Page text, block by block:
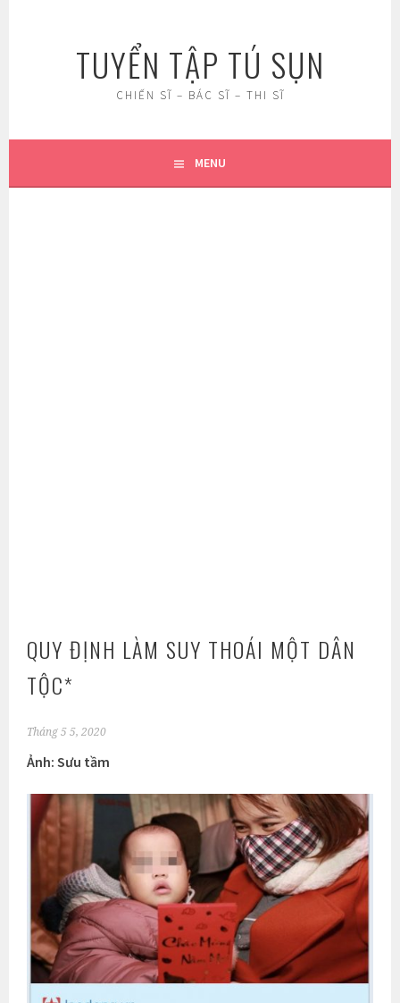
TUYỂN TẬP TÚ SỤN
CHIẾN SĨ – BÁC SĨ – THI SĨ
MENU
QUY ĐỊNH LÀM SUY THOÁI MỘT DÂN
TỘC*
Tháng 5 5, 2020
Ảnh: Sưu tầm